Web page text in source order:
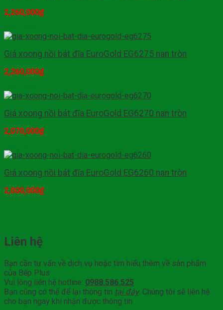
2,260,000₫
Giá xoong nồi bát đĩa EuroGold EG6275 nan tròn
2,260,000₫
Giá xoong nồi bát đĩa EuroGold EG6270 nan tròn
2,070,000₫
Giá xoong nồi bát đĩa EuroGold EG6260 nan tròn
2,000,000₫
Liên hệ
Bạn cần tư vấn về dịch vụ hoặc tìm hiểu thêm về sản phẩm
của Bếp Plus
Vui lòng liên hệ hotline: 0988.586.525
Bạn cũng có thể để lại thông tin tại đây. Chúng tôi sẽ liên hệ
cho bạn ngay khi nhận được thông tin